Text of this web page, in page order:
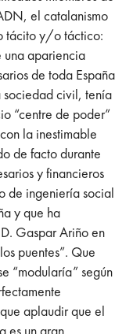
el catalanismo
tácito y/o táctico:
una apariencia
de toda España
civil, tenía
“centre de poder”
la inestimable
de facto durante
y financieros
de ingeniería social
y que ha
Gaspar Ariño en
puentes”. Que
“modularía” según
aplaudir que el
es un gran